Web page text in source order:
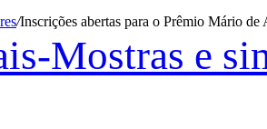
/Inscrições abertas para o Prêmio Mário
Mostras e